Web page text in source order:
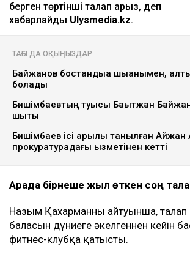
берген төртінші талап арыз, деп
хабарлайды Ulysmedia.kz.
ТАҒЫ ДА ОҚЫҢЫЗДАР
Байжанов бостандыққа шыққанымен,
болады
Бишімбаевтың туысы Бақытжан
шықты
Бишімбаев ісі арқылы танылған Айжан
прокуратурадағы қызметінен кетті
Арада бірнеше жыл өткен соң
Назым Қахарманның айтуынша, талап
баласын дүниеге әкелгеннен кейін
фитнес-клубқа қатысты.